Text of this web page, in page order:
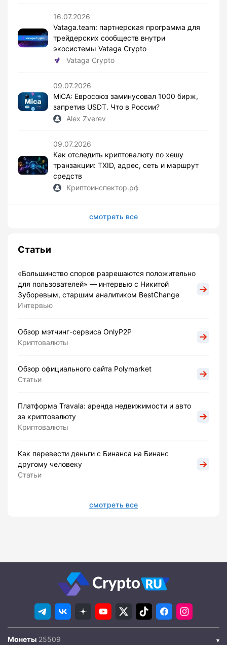
16.07.2026
Vataga.team: партнерская программа для
трейдерских сообществ внутри
экосистемы Vataga Crypto
Vataga Crypto
09.07.2026
MiCA: Евросоюз заминусовал 1000 бирж,
запретив USDT. Что в России?
Alex Zverev
09.07.2026
Как отследить криптовалюту по хешу
транзакции: TXID, адрес, сеть и маршрут
средств
Криптоинспектор.рф
смотреть все
Статьи
«Большинство споров разрешаются положительно
для пользователей» — интервью с Никитой
Зуборевым, старшим аналитиком BestChange
Интервью
Обзор мэтчинг-сервиса OnlyP2P
Криптовалюты
Обзор официального сайта Polymarket
Статьи
Платформа Travala: аренда недвижимости и авто
за криптовалюту
Криптовалюты
Как перевести деньги с Бинанса на Бинанс
другому человеку
Статьи
смотреть все
Монеты